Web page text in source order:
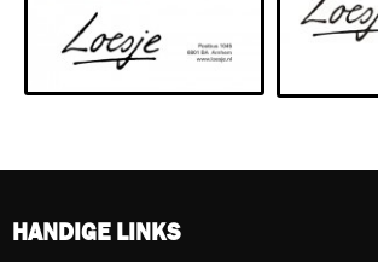
HANDIGE LINKS